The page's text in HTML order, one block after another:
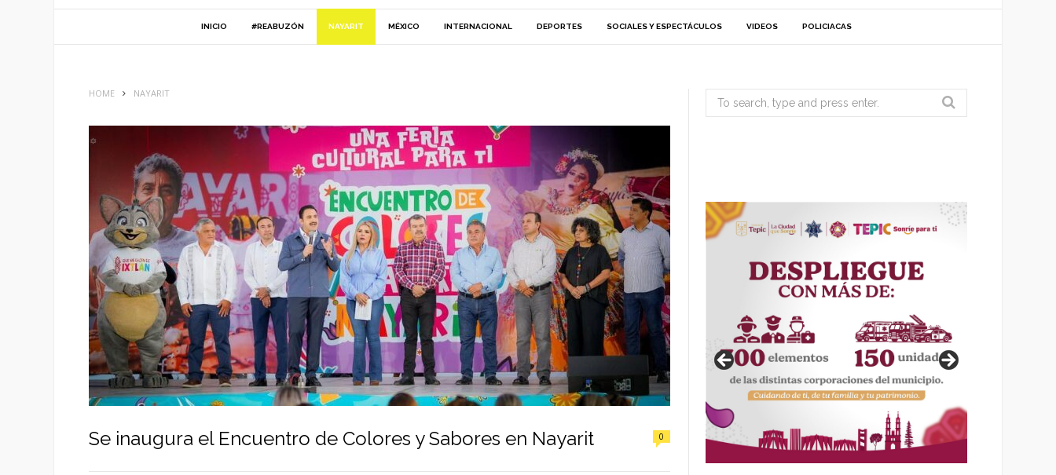
INICIO #REABUZÓN NAYARIT MÉXICO INTERNACIONAL DEPORTES SOCIALES Y ESPECTÁCULOS VIDEOS POLICIACAS
HOME NAYARIT
Se inaugura el Encuentro de Colores y Sabores en Nayarit 0
Search
for: